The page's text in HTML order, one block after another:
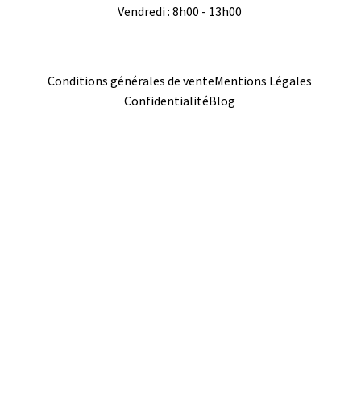
Vendredi : 8h00 - 13h00
Conditions générales de venteMentions Légales
ConfidentialitéBlog